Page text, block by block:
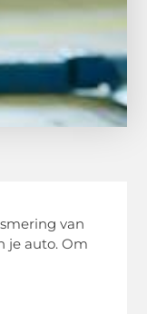
van
je auto. Om